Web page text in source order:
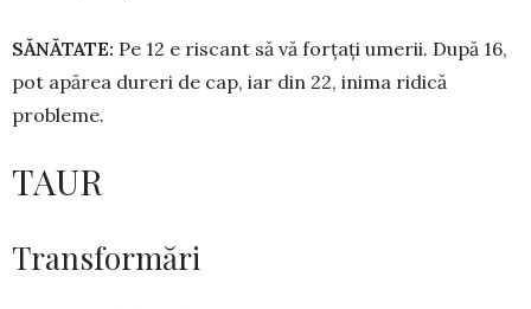
SĂNĂTATE: Pe 12 e riscant să vă forțați umerii. După 16,
pot apărea dureri de cap, iar din 22, inima ridi­că
probleme.
TAUR
Transformări